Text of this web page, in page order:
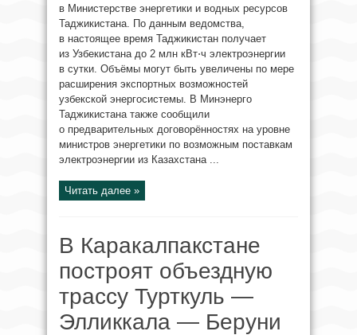
в Министерстве энергетики и водных ресурсов
Таджикистана. По данным ведомства,
в настоящее время Таджикистан получает
из Узбекистана до 2 млн кВт⋅ч электроэнергии
в сутки. Объёмы могут быть увеличены по мере
расширения экспортных возможностей
узбекской энергосистемы. В Минэнерго
Таджикистана также сообщили
о предварительных договорённостях на уровне
министров энергетики по возможным поставкам
электроэнергии из Казахстана ...
Читать далее »
В Каракалпакстане
построят объездную
трассу Турткуль —
Элликкала — Беруни